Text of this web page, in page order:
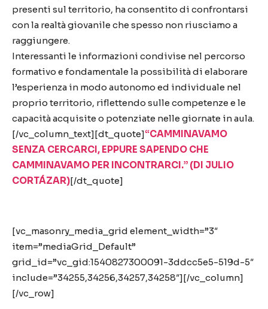
presenti sul territorio, ha consentito di confrontarsi
con la realtà giovanile che spesso non riusciamo a
raggiungere.
Interessanti le informazioni condivise nel percorso
formativo e fondamentale la possibilità di elaborare
l’esperienza in modo autonomo ed individuale nel
proprio territorio, riflettendo sulle competenze e le
capacità acquisite o potenziate nelle giornate in aula.
[/vc_column_text][dt_quote]“CAMMINAVAMO
SENZA CERCARCI, EPPURE SAPENDO CHE
CAMMINAVAMO PER INCONTRARCI.” (DI JULIO
CORTÁZAR)[/dt_quote]
[vc_masonry_media_grid element_width=”3″
item=”mediaGrid_Default”
grid_id=”vc_gid:1540827300091-3ddcc5e5-519d-5″
include=”34255,34256,34257,34258″][/vc_column]
[/vc_row]